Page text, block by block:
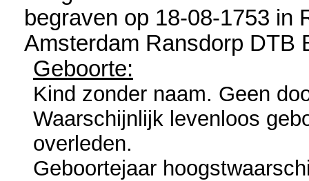
begraven op 18-08-1753 in
Amsterdam Ransdorp DTB
Geboorte:
Kind zonder naam. Geen
Waarschijnlijk levenloos
overleden.
Geboortejaar